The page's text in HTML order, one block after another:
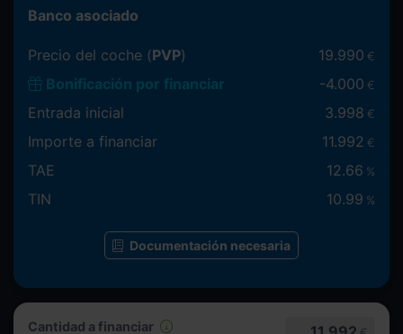
Cantidad a financiar
Banco asociado
Precio del coche (PVP) 19.990 €
Bonificación por financiar -4.000 €
Entrada inicial 3.998 €
Importe a financiar 11.992 €
TAE 12.66 %
TIN 10.99 %
Documentación necesaria